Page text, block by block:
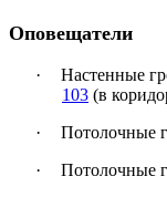
Оповещатели
·
103 (в
·
·